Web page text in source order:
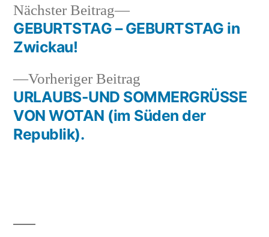
Beitragsnavigation
Vorheriger Beitrag
Beitrag:
URLAUBS-UND SOMMERGRÜSSE
VON WOTAN (im Süden der
Republik).
Nächster Beitrag
Nächster
Beitrag:
GEBURTSTAG – GEBURTSTAG in
Zwickau!